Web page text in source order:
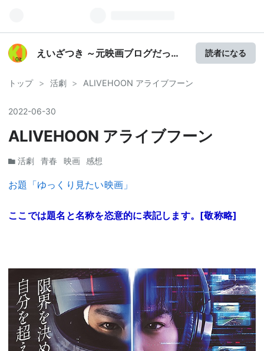
えいざつき ～元映画ブログだった
読者になる
トップ > 活劇 > ALIVEHOON アライブフーン
2022-06-30
ALIVEHOON アライブフーン
活劇 青春 映画 感想
お題「ゆっくり見たい映画」
ここでは題名と名称を恣意的に表記します。[敬称略]